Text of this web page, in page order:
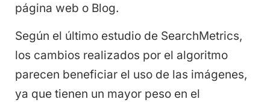
página web o Blog.
Según el último estudio de SearchMetrics,
los cambios realizados por el algoritmo
parecen beneficiar el uso de las imágenes,
ya que tienen un mayor peso en el